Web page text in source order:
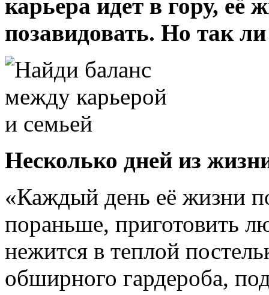
карьера идет в гору,
позавидовать. Но так
Несколько дней из
«Каждый день её жизни
пораньше, приготовить
нежится в теплой
обширного гардероба,